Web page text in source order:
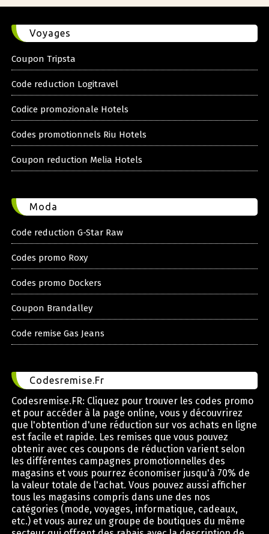
Voyages
Coupon Tripsta
Code reduction Logitravel
Codice promozionale Hotels
Codes promotionnels Riu Hotels
Coupon reduction Melia Hotels
Moda
Code reduction G-Star Raw
Codes promo Roxy
Codes promo Dockers
Coupon Brandalley
Code remise Gas Jeans
Codesremise.Fr
Codesremise.FR: Cliquez pour trouver les codes promo
et pour accéder à la page online, vous y découvrirez
que l'obtention d'une réduction sur vos achats en ligne
est facile et rapide. Les remises que vous pouvez
obtenir avec ces coupons de réduction varient selon
les différentes campagnes promotionnelles des
magasins et vous pourrez économiser jusqu'à 70% de
la valeur totale de l'achat. Vous pouvez aussi afficher
tous les magasins compris dans une des nos
catégories (mode, voyages, informatique, cadeaux,
etc.) et vous aurez un groupe de boutiques du même